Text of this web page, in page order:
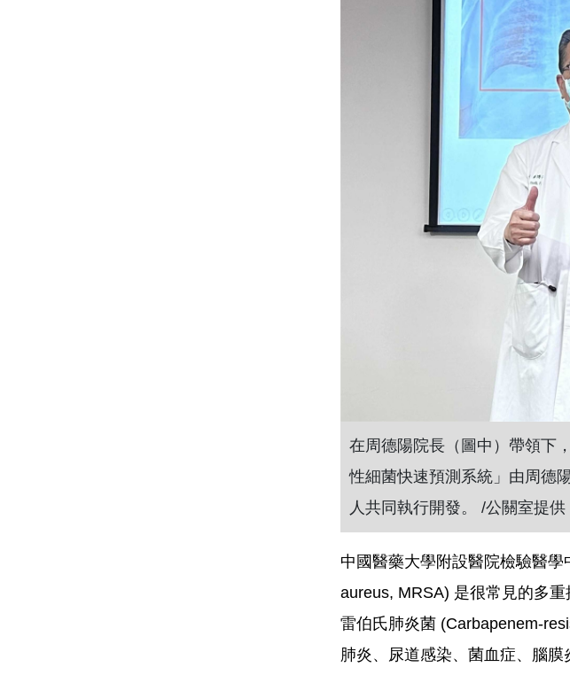
在周德陽院長 （圖中） 帶領下
性細菌快速預測系統」由周德
人共同執行開發。 /公關室提供
中國醫藥大學附設醫院檢驗醫學
aureus, MRSA) 是很常見的多
雷伯氏肺炎菌 (Carbapenem-
肺炎、尿道感染、菌血症、腦膜